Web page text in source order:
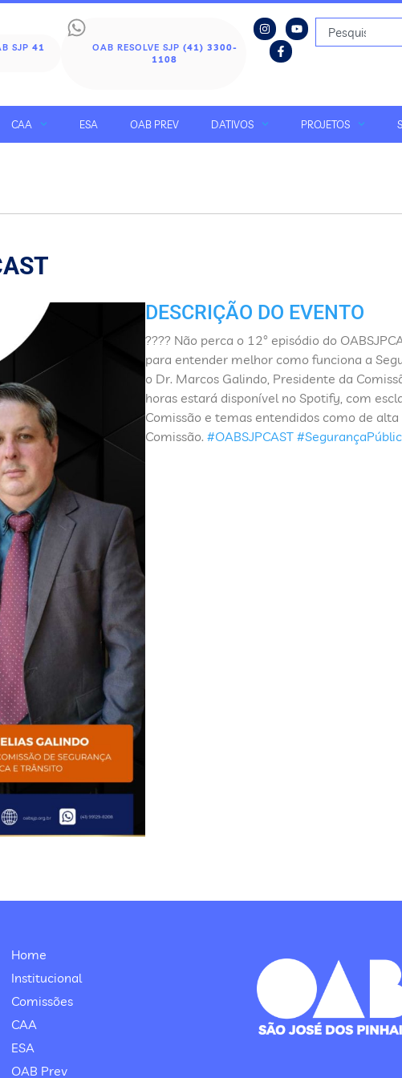
SJP 41
OAB RESOLVE SJP (41) 3300-
1108
CAA ESA OAB PREV DATIVOS PROJETOS
DESCRIÇÃO DO EVENTO
????️ Não perca o 12° episódio do
para entender melhor como funciona a
o Dr. Marcos Galindo, Presidente da
horas estará disponível no Spotify, com
Comissão e temas entendidos como de
Comissão.#OABSJPCAST
Home
Institucional
Comissões
CAA
ESA
OAB Prev